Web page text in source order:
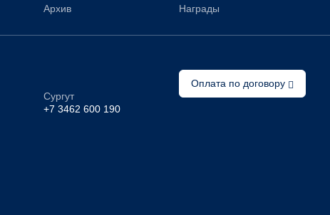
Архив
Награды
Сургут
+7 3462 600 190
Оплата по договору